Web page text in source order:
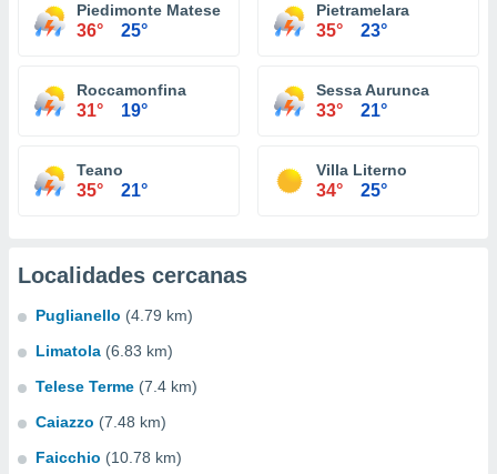
Piedimonte Matese
36° 25°
Pietramelara
35° 23°
Roccamonfina
31° 19°
Sessa Aurunca
33° 21°
Teano
35° 21°
Villa Literno
34° 25°
Localidades cercanas
Puglianello (4.79 km)
Limatola (6.83 km)
Telese Terme (7.4 km)
Caiazzo (7.48 km)
Faicchio (10.78 km)